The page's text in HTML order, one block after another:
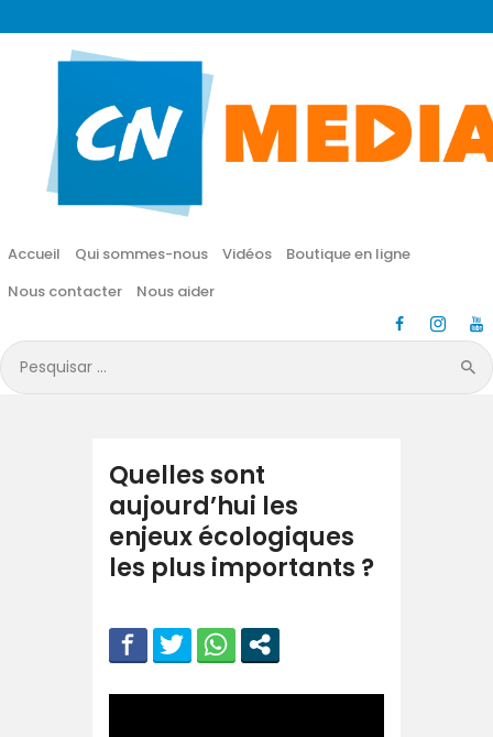
Accueil Qui sommes-nous Vidéos
Boutique en ligne
Nous contacter
Nous aider
Pesquisar
por:
CN MÉDIA
Une vie nouvelle en JESUS !
Accueil
Vidéos
Boutique en ligne
Nous aider
Quelles sont
aujourd’hui les
enjeux écologiques
les plus importants ?